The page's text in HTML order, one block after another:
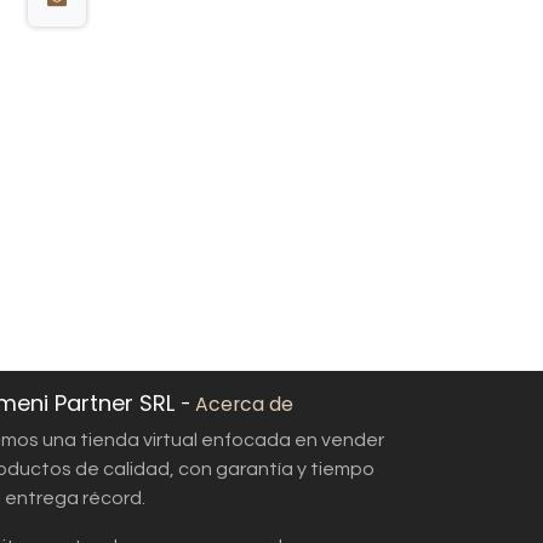
Partner SRL - Acerca de
una tienda virtual enfocada en vender
de calidad, con garantía y tiempo
entrega récord.